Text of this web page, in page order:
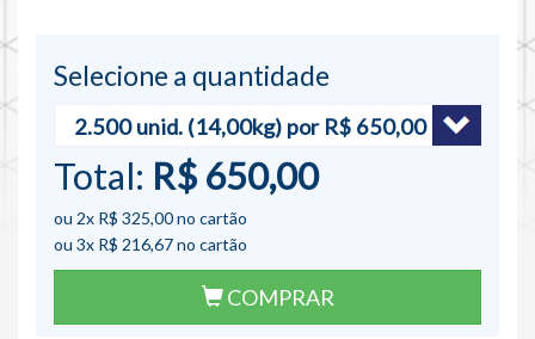
Selecione a quantidade
Total: R$ 650,00
ou 2x R$ 325,00no cartão
ou 3x R$ 216,67no cartão
COMPRAR